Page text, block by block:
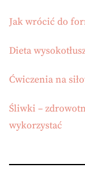
Jak wrócić do
Dieta
Ćwiczenia na
Śliwki –
wykorzystać